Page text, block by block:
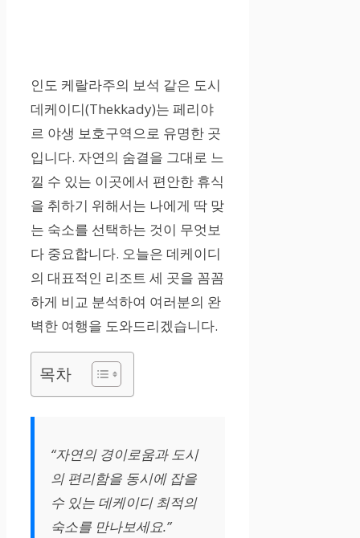
인도 케랄라주의 보석 같은 도시
데케이디(Thekkady)는 페리야
르 야생 보호구역으로 유명한 곳
입니다. 자연의 숨결을 그대로 느
낄 수 있는 이곳에서 편안한 휴식
을 취하기 위해서는 나에게 딱 맞
는 숙소를 선택하는 것이 무엇보
다 중요합니다. 오늘은 데케이디
의 대표적인 리조트 세 곳을 꼼꼼
하게 비교 분석하여 여러분의 완
벽한 여행을 도와드리겠습니다.
목차
“자연의 경이로움과 도시
의 편리함을 동시에 잡을
수 있는 데케이디 최적의
숙소를 만나보세요.”